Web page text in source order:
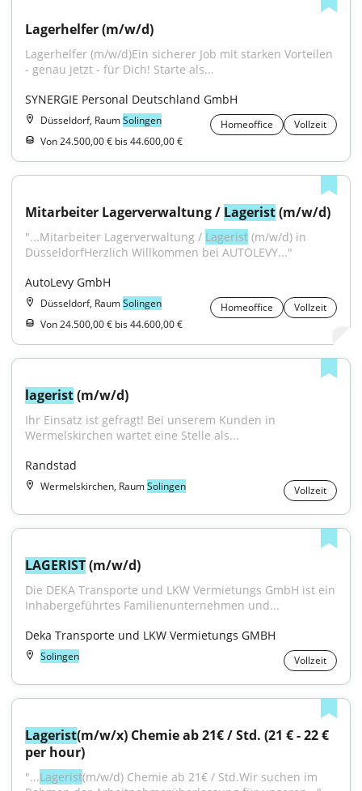
Lagerhelfer (m/w/d)
Lagerhelfer (m/w/d)Ein sicherer Job mit starken Vorteilen
- genau jetzt - für Dich! Starte als...
SYNERGIE Personal Deutschland GmbH
Düsseldorf, RaumSolingen Homeoffice
Vollzeit
Von 24.500,00 € bis 44.600,00 €
Mitarbeiter Lagerverwaltung / Lagerist (m/w/d)
"...Mitarbeiter Lagerverwaltung / Lagerist (m/w/d) in
DüsseldorfHerzlich Willkommen bei AUTOLEVY..."
AutoLevy GmbH
Düsseldorf, RaumSolingen Homeoffice
Vollzeit
Von 24.500,00 € bis 44.600,00 €
lagerist (m/w/d)
Ihr Einsatz ist gefragt! Bei unserem Kunden in
Wermelskirchen wartet eine Stelle als...
Randstad
Wermelskirchen, RaumSolingen Vollzeit
LAGERIST (m/w/d)
Die DEKA Transporte und LKW Vermietungs GmbH ist ein
Inhabergeführtes Familienunternehmen und...
Deka Transporte und LKW Vermietungs GMBH
Solingen Vollzeit
Lagerist(m/w/x) Chemie ab 21€ / Std. (21 € - 22 €
per hour)
"...Lagerist(m/w/d) Chemie ab 21€ / Std.Wir suchen im